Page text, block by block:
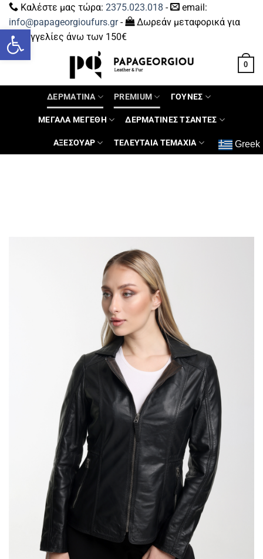
Ανοίξτε τη γραμμή εργαλείων
Καλέστε μας τώρα: 2375.023.018 -
email:
info@papageorgioufurs.gr-
Δωρεάν μεταφορικά για
παραγγελίες άνω των 150€
0
ΔΕΡΜΑΤΙΝΑ PREMIUM ΓΟΥΝΕΣ
ΜΕΓΑΛΑ ΜΕΓΕΘΗ ΔΕΡΜΑΤΙΝΕΣ ΤΣΑΝΤΕΣ
ΑΞΕΣΟΥΑΡ ΤΕΛΕΥΤΑΙΑ ΤΕΜΑΧΙΑ Greek